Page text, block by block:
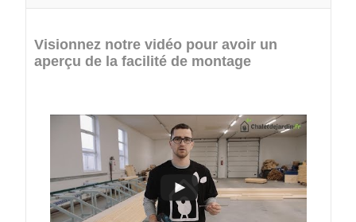
Visionnez notre vidéo pour avoir un
aperçu de la facilité de montage